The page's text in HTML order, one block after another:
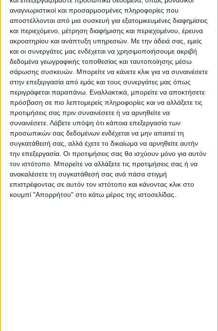
αναγνωριστικοί και προσαρμοσμένες πληροφορίες που
αποστέλλονται από μια συσκευή για εξατομικευμένες διαφημίσεις
και περιεχόμενο, μέτρηση διαφήμισης και περιεχομένου, έρευνα
ακροατηρίου και ανάπτυξη υπηρεσιών. Με την άδειά σας, εμείς
και οι συνεργάτες μας ενδέχεται να χρησιμοποιήσουμε ακριβή
δεδομένα γεωγραφικής τοποθεσίας και ταυτοποίησης μέσω
σάρωσης συσκευών. Μπορείτε να κάνετε κλικ για να συναινέσετε
στην επεξεργασία από εμάς και τους συνεργάτες μας όπως
περιγράφεται παραπάνω. Εναλλακτικά, μπορείτε να αποκτήσετε
πρόσβαση σε πιο λεπτομερείς πληροφορίες και να αλλάξετε τις
προτιμήσεις σας πριν συναινέσετε ή να αρνηθείτε να
συναινέσετε. Λάβετε υπόψη ότι κάποια επεξεργασία των
προσωπικών σας δεδομένων ενδέχεται να μην απαιτεί τη
συγκατάθεσή σας, αλλά έχετε το δικαίωμα να αρνηθείτε αυτήν
την επεξεργασία. Οι προτιμήσεις σας θα ισχύουν μόνο για αυτόν
τον ιστότοπο. Μπορείτε να αλλάξετε τις προτιμήσεις σας ή να
ανακαλέσετε τη συγκατάθεσή σας ανά πάσα στιγμή
επιστρέφοντας σε αυτόν τον ιστότοπο και κάνοντας κλικ στο
κουμπί "Απορρήτου" στο κάτω μέρος της ιστοσελίδας.
φυσιογνωμίες του μπάσκετ.
Η διοργάνωση έχει ως κύριο στόχο να
προωθηθεί ακόμη περισσότερο το άθλημα
στην πόλη μας καθώς και την προσέλκυση
νέων από άλλες πόλεις της Θεσσαλικής
περιφέρειας.
Στην Καρδίτσα αναμένεται να έλθει και ο
Γιάννης Μπουρούσης, καθώς ο θρυλικός
Μπάνε Πρέλεβιτς για να παρουσιάσει και το
βιβλίο του (βλέπε προηγούμενο ρεπορτάζ
του ΝΕΟΥ ΑΓΩΝΑ” “Η δύναμη της ήττας”.
Οι φωτογραφίες είναι από την εκδήλωση
στο μεγάλο κλειστό της πόλης μας…